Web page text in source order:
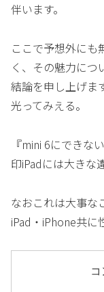
伴います。
ここで予想外にも
く、その魅力につ
結論を申し上げま
光ってみえる。
『mini 6にできな
印iPadには大きな
なおこれは大事な
iPad・iPhone共に